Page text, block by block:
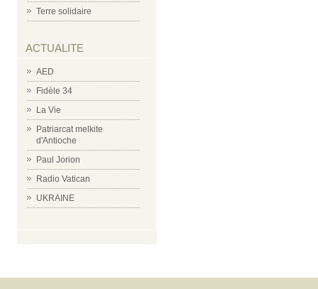
Terre solidaire
ACTUALITE
AED
Fidèle 34
La Vie
Patriarcat melkite
d'Antioche
Paul Jorion
Radio Vatican
UKRAINE